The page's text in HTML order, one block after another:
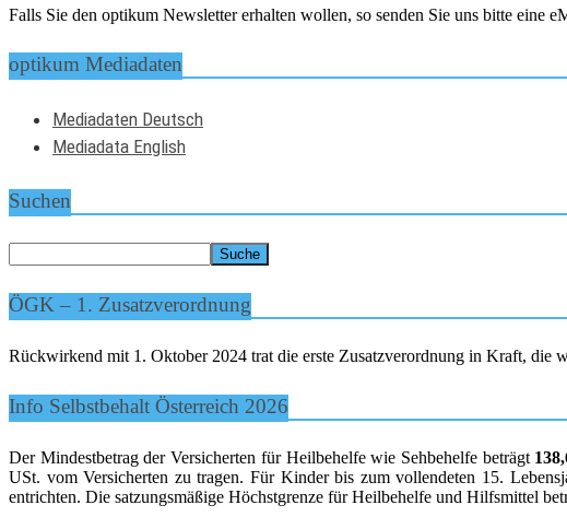
Falls Sie den optikum Newsletter erhalten wollen, so senden Sie uns bitte eine
optikum Mediadaten
Mediadaten Deutsch
Mediadata English
Suchen
ÖGK – 1. Zusatzverordnung
Rückwirkend mit 1. Oktober 2024 trat die erste Zusatzverordnung in Kraft, die
Info Selbstbehalt Österreich 2026
Der Mindestbetrag der Versicherten für Heilbehelfe wie Sehbehelfe beträgt
USt. vom Versicherten zu tragen. Für Kinder bis zum vollendeten 15.
entrichten. Die satzungsmäßige Höchstgrenze für Heilbehelfe und Hilfsmittel